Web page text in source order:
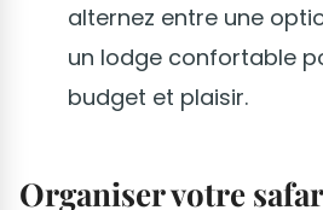
alternez entre une
un lodge confortable
budget et plaisir.
Organiser votre